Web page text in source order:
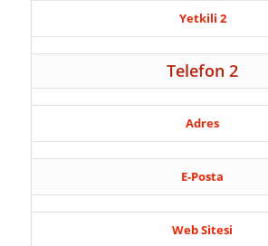
Yetkili 2
Telefon 2
Adres
E-Posta
Web Sitesi